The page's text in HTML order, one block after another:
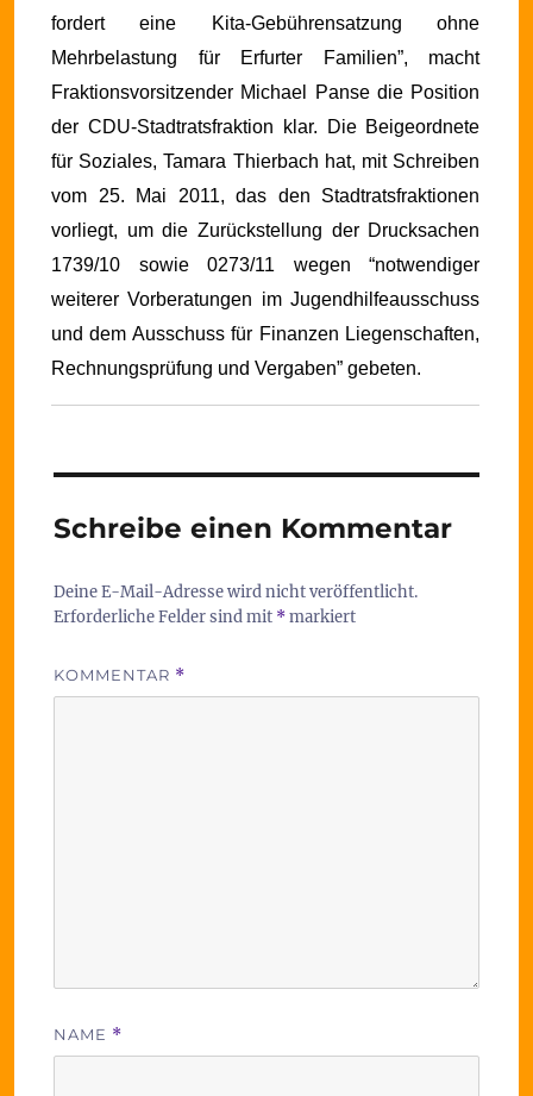
fordert eine Kita-Gebührensatzung ohne
Mehrbelastung für Erfurter Familien”, macht
Fraktionsvorsitzender Michael Panse die Position
der CDU-Stadtratsfraktion klar. Die Beigeordnete
für Soziales, Tamara Thierbach hat, mit Schreiben
vom 25. Mai 2011, das den Stadtratsfraktionen
vorliegt, um die Zurückstellung der Drucksachen
1739/10 sowie 0273/11 wegen “notwendiger
weiterer Vorberatungen im Jugendhilfeausschuss
und dem Ausschuss für Finanzen Liegenschaften,
Rechnungsprüfung und Vergaben” gebeten.
Schreibe einen Kommentar
Deine E-Mail-Adresse wird nicht veröffentlicht.
Erforderliche Felder sind mit *markiert
KOMMENTAR *
NAME *